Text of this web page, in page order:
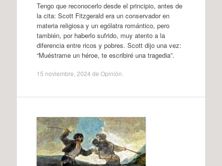
Tengo que reconocerlo desde el principio, antes de
la cita: Scott Fitzgerald era un conservador en
materia religiosa y un ególatra romántico, pero
también, por haberlo sufrido, muy atento a la
diferencia entre ricos y pobres. Scott dijo una vez:
“Muéstrame un héroe, te escribiré una tragedia”.
15 noviembre, 2024 de Opinión